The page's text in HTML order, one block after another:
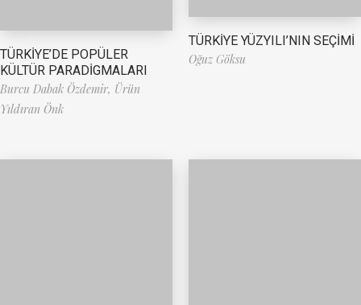
TÜRKİYE’DE POPÜLER
KÜLTÜR PARADİGMALARI
Burcu Dabak Özdemir, Ürün
Yıldıran Önk
TÜRKİYE YÜZYILI’NIN SEÇİMİ
Oğuz Göksu